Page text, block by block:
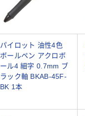
パイロット 油性4色
ボールペン アクロボ
ール4 細字 0.7mm ブ
ラック軸 BKAB-45F-
BK 1本